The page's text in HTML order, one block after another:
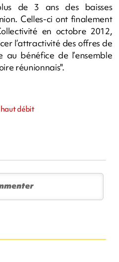
de 3 ans des baisses
Celles-ci ont finalement
en octobre 2012,
l’attractivité des offres de
au bénéfice de l’ensemble
réunionnais".
débit